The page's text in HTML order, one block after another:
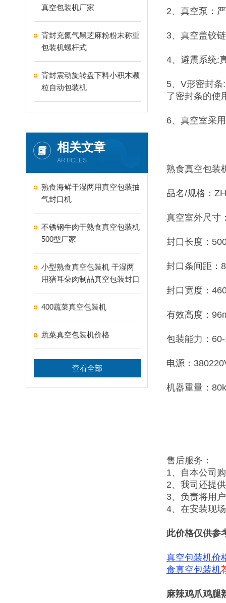
真空包装机厂家
背封充氮气黑芝麻粉粉末称重
包装机螺杆式
背封震动旋转盘下料小积木颗
粒自动包装机
相关文章
ARTICLES
熟食海鲜干湿两用真空包装抽
气封口机
不锈钢牛肉干熟食真空包装机
500型厂家
小型熟食真空包装机 干湿两
用猪耳朵肉制品真空包装封口
机
400蔬菜真空包装机
蔬菜真空包装机价格
查看全部
2、真空泵：
3、真空盖铰
4、避震系统:
5、V形密封
了密封条的使
6、真空室采
熟食真空包装
品名/规格：
真空室外尺寸
封口长度：
封口条间距：
封口宽度：
有效高度：
包装能力：
电源：
机器重量：
售后服务：
1、自本公司
2、我司还提
3、负责将用
4、在安装现
此价格仅供参
真空包装机价
食真空包装机
麻辣鸡爪鸡腿